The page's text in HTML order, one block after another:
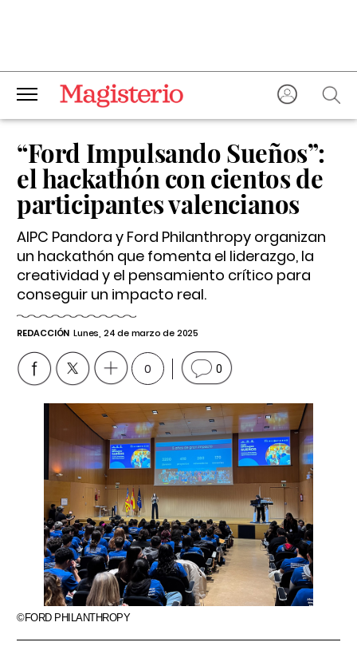
“Ford Impulsando Sueños”:
el hackathón con cientos de
participantes valencianos
AIPC Pandora y Ford Philanthropy organizan
un hackathón que fomenta el liderazgo, la
creatividad y el pensamiento crítico para
conseguir un impacto real.
REDACCIÓN Lunes, 24 de marzo de 2025
0 0
©FORD PHILANTHROPY